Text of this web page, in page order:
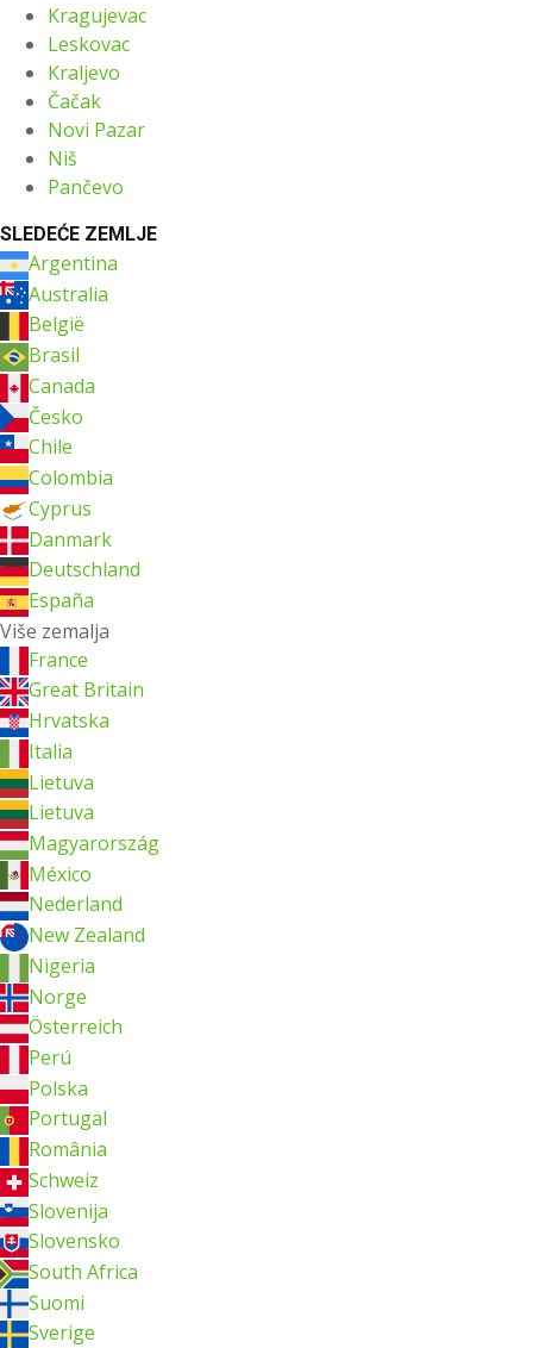
Kragujevac
Leskovac
Kraljevo
Čačak
Novi Pazar
Niš
Pančevo
SLEDEĆE ZEMLJE
Argentina
Australia
België
Brasil
Canada
Česko
Chile
Colombia
Cyprus
Danmark
Deutschland
España
Više zemalja
France
Great Britain
Hrvatska
Italia
Lietuva
Lietuva
Magyarország
México
Nederland
New Zealand
Nigeria
Norge
Österreich
Perú
Polska
Portugal
România
Schweiz
Slovenija
Slovensko
South Africa
Suomi
Sverige